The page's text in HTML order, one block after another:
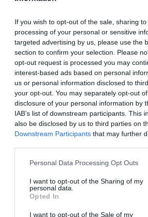
If you wish to opt-out of the sale, sharing
processing of your personal or sensitive
targeted advertising by us, please use the
section to confirm your selection. Please
opt-out request is processed you may
interest-based ads based on personal
us or personal information disclosed to
your opt-out. You may separately opt-out
disclosure of your personal information by
IAB’s list of downstream participants. This
also be disclosed by us to third parties on
Downstream Participants that may further
Please note that this website/app uses one
not limited to your visit or usage behaviour.
grant or deny consent to Google and its
use your data for below specified purposes
consent section.
Personal Data Processing Opt Outs
I want to opt-out of the Sharing of my
personal data.
Opted In
I want to opt-out of the Sale of my
Ohridi-tó, Észak-Macedónia
Andrew Mayovskyy/Shutterstock